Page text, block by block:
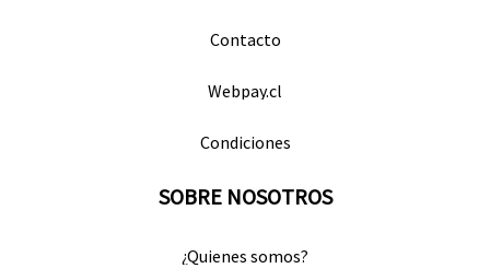
Contacto
Webpay.cl
Condiciones
SOBRE NOSOTROS
¿Quienes somos?